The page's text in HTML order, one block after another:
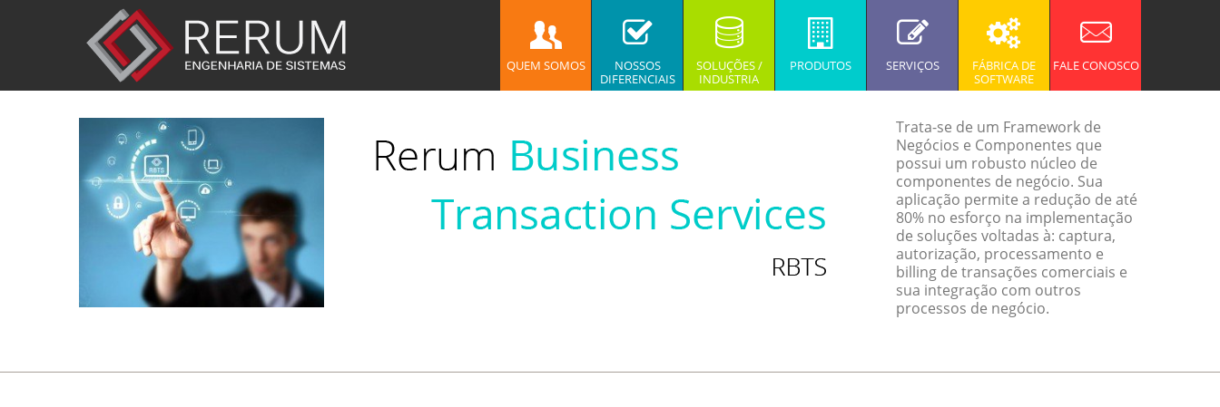
QUEM SOMOS
NOSSOS
DIFERENCIAIS
SOLUÇÕES /
INDUSTRIA
PRODUTOS SERVIÇOS
FÁBRICA DE
SOFTWARE
FALE CONOSCO
Trata-se de um Framework de
Negócios e Componentes que
possui um robusto núcleo de
componentes de negócio. Sua
aplicação permite a redução de até
80% no esforço na implementação
de soluções voltadas à: captura,
autorização, processamento e
billing de transações comerciais e
sua integração com outros
processos de negócio.